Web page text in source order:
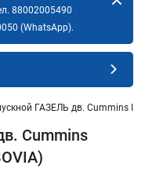
88002005490
(WhatsApp).
ГАЗЕЛЬ дв. Cummins
Cummins